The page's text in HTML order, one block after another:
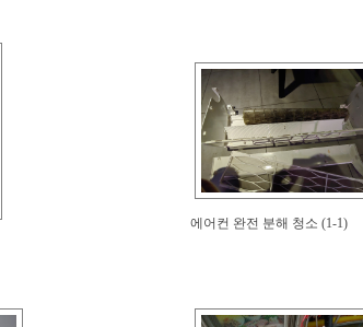
에어컨 완전 분해 청소 (1-1)